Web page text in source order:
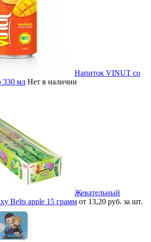
Напиток VINUT со
330 мл Нет в наличии
Жевательный
Belts apple 15 грамм от 13,20 руб. за шт.